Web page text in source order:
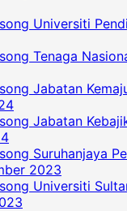
Universiti
Tenaga
Jabatan
Jabatan
Suruhanjaya
2023
Universiti